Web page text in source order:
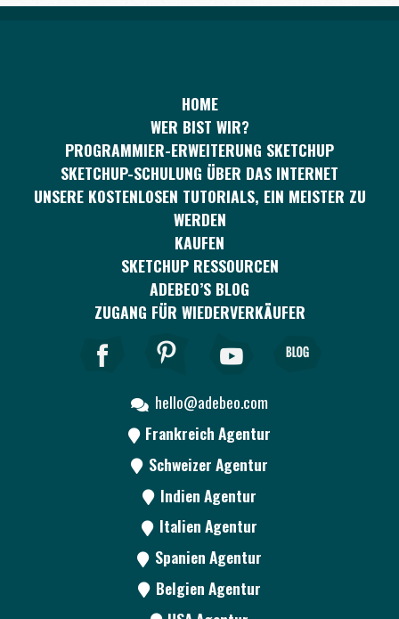
HOME
WER BIST WIR?
PROGRAMMIER-ERWEITERUNG SKETCHUP
SKETCHUP-SCHULUNG ÜBER DAS INTERNET
UNSERE KOSTENLOSEN TUTORIALS, EIN MEISTER ZU
WERDEN
KAUFEN
SKETCHUP RESSOURCEN
ADEBEO’S BLOG
ZUGANG FÜR WIEDERVERKÄUFER
hello@adebeo.com
Frankreich Agentur
Schweizer Agentur
Indien Agentur
Italien Agentur
Spanien Agentur
Belgien Agentur